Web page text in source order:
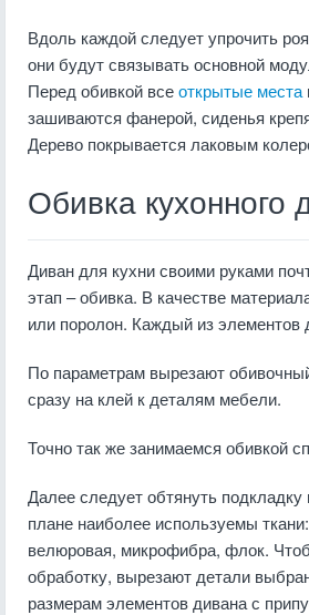
Вдоль каждой следует упрочить
они будут связывать основной
Перед обивкой всеоткрытые места
зашиваются фанерой, сиденья
Дерево покрывается лаковым
Обивка кухонного
Диван для кухни своими руками
этап – обивка. В качестве
или поролон. Каждый из элементов
По параметрам вырезают
сразу на клей к деталям мебели.
Точно так же занимаемся обивкой
Далее следует обтянуть
плане наиболее используемы
велюровая, микрофибра, флок.
обработку, вырезают детали
размерам элементов дивана с